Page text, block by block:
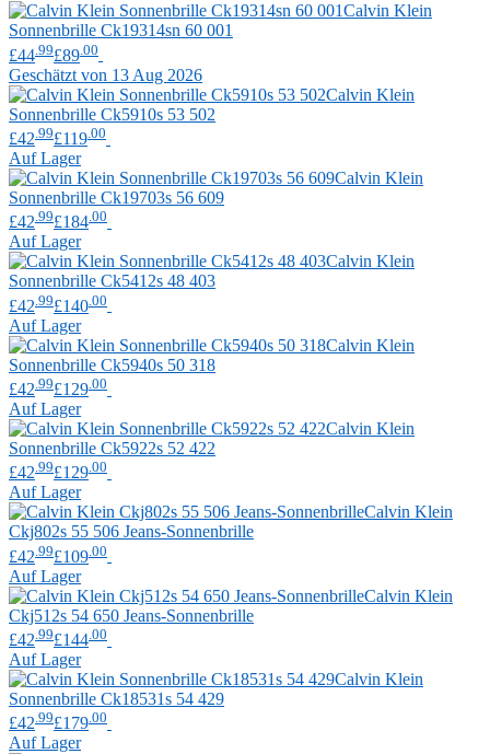
Calvin Klein
Sonnenbrille Ck19314sn 60 001
£44 .99£89 .00
Geschätzt von 13 Aug 2026
Calvin Klein
Sonnenbrille Ck5910s 53 502
£42 .99£119 .00
Auf Lager
Calvin Klein
Sonnenbrille Ck19703s 56 609
£42.99£184.00
Auf Lager
Calvin Klein
Sonnenbrille Ck5412s 48 403
£42 .99£140 .00
Auf Lager
Calvin Klein
Sonnenbrille Ck5940s 50 318
£42 .99£129 .00
Auf Lager
Calvin Klein
Sonnenbrille Ck5922s 52 422
£42.99£129.00
Auf Lager
Calvin Klein
Ckj802s 55 506 Jeans-Sonnenbrille
£42 .99£109 .00
Auf Lager
Calvin Klein
Ckj512s 54 650 Jeans-Sonnenbrille
£42 .99£144 .00
Auf Lager
Calvin Klein
Sonnenbrille Ck18531s 54 429
£42.99£179.00
Auf Lager